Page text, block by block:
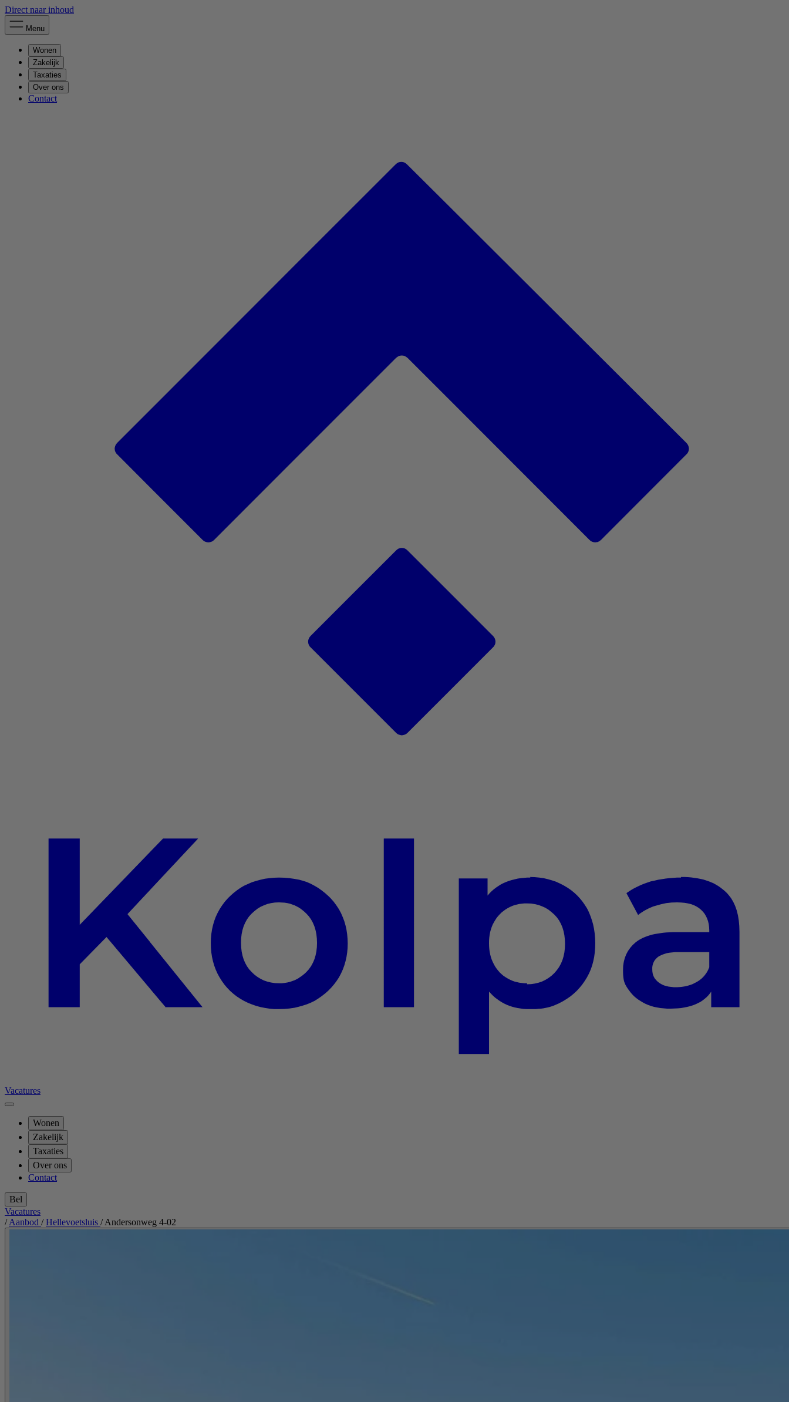
Direct naar inhoud
Menu
Wonen
Zakelijk
Taxaties
Over ons
Contact
Vacatures
Wonen
Zakelijk
Taxaties
Over ons
Contact
Bel
Vacatures
/ Aanbod / Hellevoetsluis / Andersonweg 4-02